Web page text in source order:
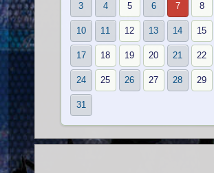
3 4 5 6 7 8
10 11 12 13 14 15
17 18 19 20 21 22
24 25 26 27 28 29
31